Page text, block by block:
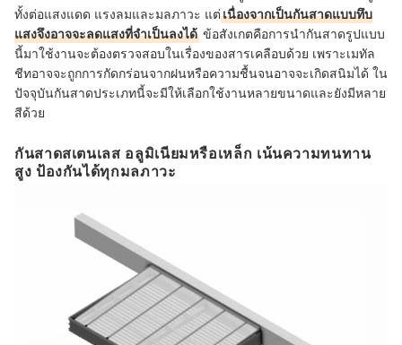
ทั้งต่อแสงแดด แรงลมและมลภาวะ แต่เนื่องจากเป็นกันสาดแบบทึบ
แสงจึงอาจจะลดแสงที่จำเป็นลงได้ ข้อสังเกตคือการนำกันสาดรูปแบบ
นี้มาใช้งานจะต้องตรวจสอบในเรื่องของสารเคลือบด้วย เพราะเมทัล
ชีทอาจจะถูกการกัดกร่อนจากฝนหรือความชื้นจนอาจจะเกิดสนิมได้ ใน
ปัจจุบันกันสาดประเภทนี้จะมีให้เลือกใช้งานหลายขนาดและยังมีหลาย
สีด้วย
กันสาดสเตนเลส อลูมิเนียมหรือเหล็ก เน้นความทนทาน
สูง ป้องกันได้ทุกมลภาวะ